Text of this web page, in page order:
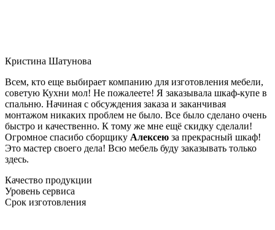
Кристина Шатунова
Всем, кто еще выбирает компанию для изготовления мебели,
советую Кухни мол! Не пожалеете! Я заказывала шкаф-купе в
спальню. Начиная с обсуждения заказа и заканчивая
монтажом никаких проблем не было. Все было сделано очень
быстро и качественно. К тому же мне ещё скидку сделали!
Огромное спасибо сборщику Алексею за прекрасный шкаф!
Это мастер своего дела! Всю мебель буду заказывать только
здесь.
Качество продукции
Уровень сервиса
Срок изготовления